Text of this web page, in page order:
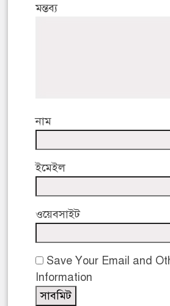
মন্তব্য
নাম
ইমেইল
ওয়েবসাইট
Save Your Email and
Information